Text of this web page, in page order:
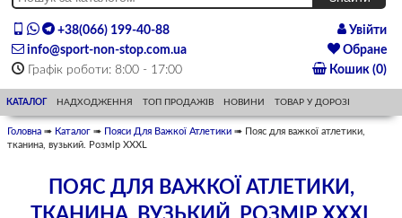
+38(066) 199-40-88
info@sport-non-stop.com.ua
Графік роботи: 8:00 - 17:00
Увійти
Обране
Кошик (0)
КАТАЛОГ НАДХОДЖЕННЯ ТОП ПРОДАЖІВ НОВИНИ ТОВАР У ДОРОЗІ
Головна ➠ Каталог ➠ Пояси Для Важкої Атлетики ➠ Пояс для важкої атлетики,
тканина, вузький. Розмір ХХХL
ПОЯС ДЛЯ ВАЖКОЇ АТЛЕТИКИ,